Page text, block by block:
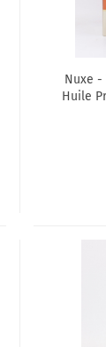
Nuxe -
Huile